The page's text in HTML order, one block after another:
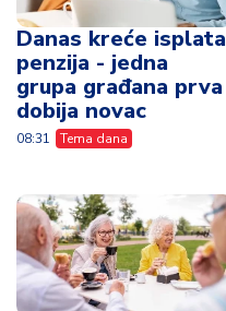
Danas kreće isplata
penzija - jedna
grupa građana prva
dobija novac
08:31 Tema dana